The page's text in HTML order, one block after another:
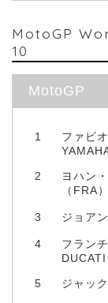
MotoGP
10
MotoGP
1
ファビ
2
ヨハン
（FRA
3 ジョア
4
フラン
DUCATI
5 ジャッ